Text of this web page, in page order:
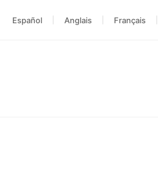
Français
Anglais
Español